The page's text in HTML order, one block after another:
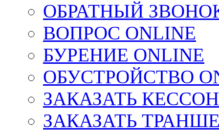
ОБРАТНЫЙ
ВОПРОС ONLINE
БУРЕНИЕ ONLINE
ОБУСТРОЙСТВО
ЗАКАЗАТЬ КЕССОН
ЗАКАЗАТЬ